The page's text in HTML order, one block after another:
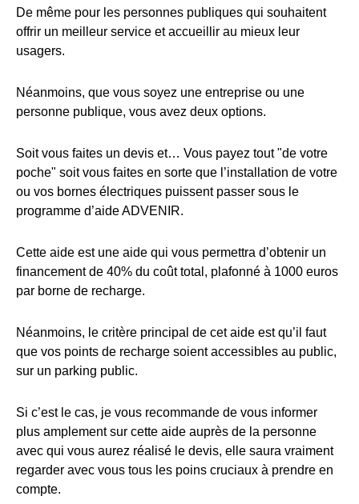
De même pour les personnes publiques qui souhaitent
offrir un meilleur service et accueillir au mieux leur
usagers.
Néanmoins, que vous soyez une entreprise ou une
personne publique, vous avez deux options.
Soit vous faites un devis et… Vous payez tout "de votre
poche" soit vous faites en sorte que l’installation de votre
ou vos bornes électriques puissent passer sous le
programme d’aide ADVENIR.
Cette aide est une aide qui vous permettra d’obtenir un
financement de 40% du coût total, plafonné à 1000 euros
par borne de recharge.
Néanmoins, le critère principal de cet aide est qu’il faut
que vos points de recharge soient accessibles au public,
sur un parking public.
Si c’est le cas, je vous recommande de vous informer
plus amplement sur cette aide auprès de la personne
avec qui vous aurez réalisé le devis, elle saura vraiment
regarder avec vous tous les poins cruciaux à prendre en
compte.